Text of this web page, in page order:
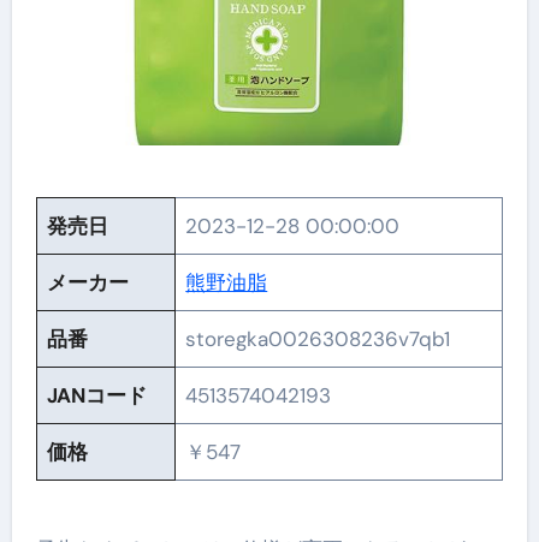
発売日 2023-12-28 00:00:00
メーカー 熊野油脂
品番 storegka0026308236v7qb1
JANコード 4513574042193
価格 ￥547